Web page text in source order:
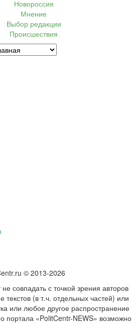
Новороссия
Мнение
Выбор редакции
Происшествия
© 2013-2026
совпадать с точкой зрения авторов
текстов (в т.ч. отдельных частей) или
или любое другое распространение
портала «PolitCentr-NEWS» возможно